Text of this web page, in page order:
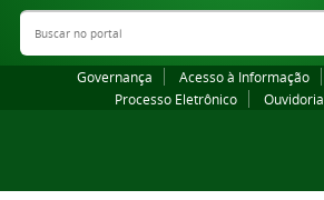
Buscar no portal
Governança Acesso à Informação
Processo Eletrônico
Ouvidoria